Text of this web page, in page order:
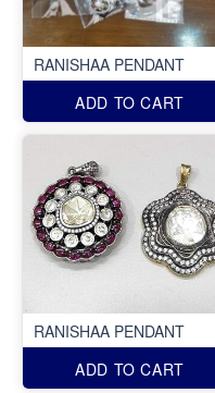
RANISHAA PENDANT
ADD TO CART
RANISHAA PENDANT
ADD TO CART